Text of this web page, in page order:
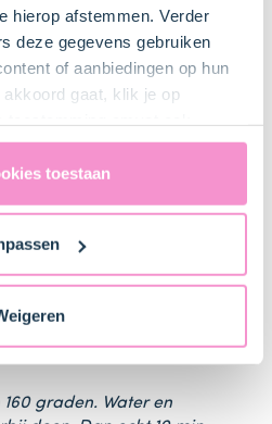
hierop afstemmen. Verder
deze gegevens gebruiken
of aanbiedingen op hun
gaat, klik je op
gegevensoverdracht naar de
van artikel 49 AVG. Raadpleeg
en partners in de Verenigde
van gedachten
toestaan
graden. Water en